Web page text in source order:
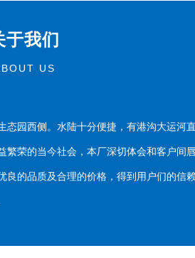
于我们
US
西侧。水陆十分便捷，有港沟大运河
的当今社会，本厂深切体会和客户间
品质及合理的价格，得到用户们的信